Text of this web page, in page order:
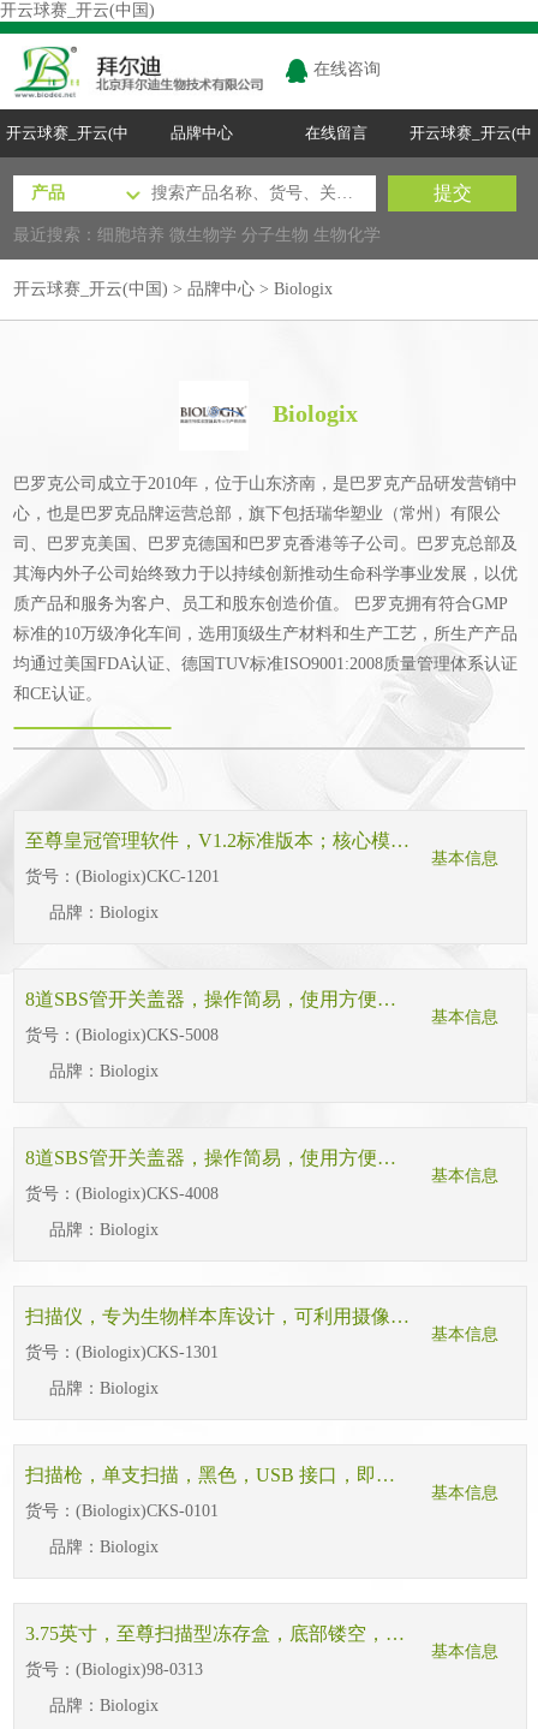
开云球赛_开云(中国)
在线咨询
开云球赛_开云(中
国)
品牌中心 在线留言 开云球赛_开云(中
国)
最近搜索：细胞培养 微生物学 分子生物 生物化学
开云球赛_开云(中国) >品牌中心 > Biologix
Biologix
巴罗克公司成立于2010年，位于山东济南，是巴罗克产品研发营销中
心，也是巴罗克品牌运营总部，旗下包括瑞华塑业（常州）有限公
司、巴罗克美国、巴罗克德国和巴罗克香港等子公司。巴罗克总部及
其海内外子公司始终致力于以持续创新推动生命科学事业发展，以优
质产品和服务为客户、员工和股东创造价值。 巴罗克拥有符合GMP
标准的10万级净化车间，选用顶级生产材料和生产工艺，所生产产品
均通过美国FDA认证、德国TUV标准ISO9001:2008质量管理体系认证
和CE认证。
至尊皇冠管理软件，V1.2标准版本；核心模块：安全报警、属性预置、设备兼容、标签模板、多维权限、多位部署
基本信息
货号： (Biologix)CKC-1201
品牌： Biologix
8道SBS管开关盖器，操作简易，使用方便，符合人体工学，适配巴罗克至尊品牌的SBS 96矩阵外旋盖。
基本信息
货号： (Biologix)CKS-5008
品牌： Biologix
8道SBS管开关盖器，操作简易，使用方便，符合人体工学，适配巴罗克至尊品牌的SBS 内旋盖。
基本信息
货号： (Biologix)CKS-4008
品牌： Biologix
扫描仪，专为生物样本库设计，可利用摄像捕获技术快速实现冻存盒整版解码扫描和盒体编码读取，体积小，速度快，识别精准，可适应-20℃操作环境，是处理冷冻样品、低温操作室内工作的最佳选择。
基本信息
货号： (Biologix)CKS-1301
品牌： Biologix
扫描枪，单支扫描，黑色，USB 接口，即插即用型
基本信息
货号： (Biologix)CKS-0101
品牌： Biologix
3.75英寸，至尊扫描型冻存盒，底部镂空，PC，蓝色，81格，适配5.0ml至尊冷冻管，外部尺寸：133*133*95mm，侧面带二维码+直读码，耐受-196℃ ~121℃，3个/袋，2袋/盒，2盒/箱
基本信息
货号： (Biologix)98-0313
品牌： Biologix